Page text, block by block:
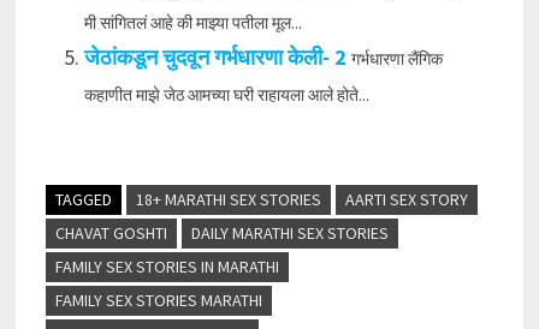
मी सांगितलं आहे की माझ्या पतीला मूल...
जेठांकडून चुदवून गर्भधारणा केली- 2 गर्भधारणा लैंगिक
कहाणीत माझे जेठ आमच्या घरी राहायला आले होते...
TAGGED 18+ MARATHI SEX STORIES
AARTI SEX STORY
CHAVAT GOSHTI
DAILY MARATHI SEX STORIES
FAMILY SEX STORIES IN MARATHI
FAMILY SEX STORIES MARATHI